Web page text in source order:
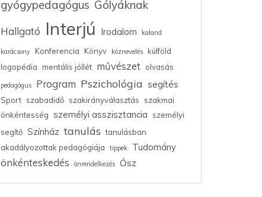
gyógypedagógus Gólyáknak
Hallgató Interjú Irodalom kaland
karácsony Konferencia Könyv köznevelés
külföld
logopédia mentális jóllét művészet olvasás
pedagógus Program Pszichológia segítés
Sport szabadidő szakirányválasztás
szakmai
önkéntesség személyi asszisztancia
személyi
segítő Színház tanulás tanulásban
akadályozottak pedagógiája
tippek Tudomány
önkénteskedés önrendelkezés Ősz